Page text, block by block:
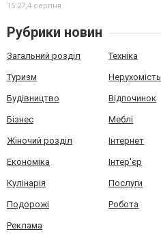
15:27,4 серпня
Рубрики новин
Загальний розділ Техніка
Туризм Нерухомість
Будівництво Відпочинок
Бізнес Меблі
Жіночий розділ Інтернет
Економіка Інтер'єр
Кулінарія Послуги
Подорожі Робота
Реклама